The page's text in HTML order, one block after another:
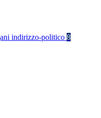
indirizzo-politico 8